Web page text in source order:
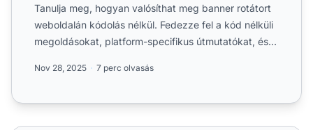
Tanulja meg, hogyan valósíthat meg banner rotátort
weboldalán kódolás nélkül. Fedezze fel a kód nélküli
megoldásokat, platform-specifikus útmutatókat, és
Nov 28, 2025 7 perc olvasás